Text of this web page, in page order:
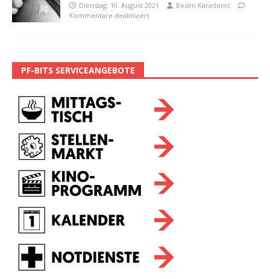
Dienstag, 10. August 2021
Besim Karadeniz
Kommentare deaktiviert
PF-BITS SERVICEANGEBOTE